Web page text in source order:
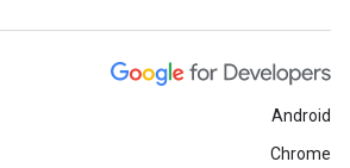
Android
Chrome